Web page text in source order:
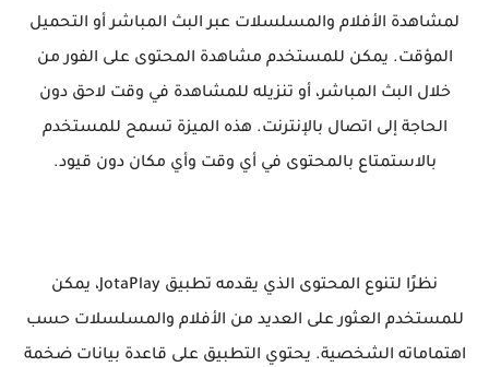
لمشاهدة الأفلام والمسلسلات عبر البث المباشر أو التحميل
المؤقت. يمكن للمستخدم مشاهدة المحتوى على الفور من
خلال البث المباشر، أو تنزيله للمشاهدة في وقت لاحق دون
الحاجة إلى اتصال بالإنترنت. هذه الميزة تسمح للمستخدم
بالاستمتاع بالمحتوى في أي وقت وأي مكان دون قيود.
نظرًا لتنوع المحتوى الذي يقدمه تطبيق JotaPlay، يمكن
للمستخدم العثور على العديد من الأفلام والمسلسلات حسب
اهتماماته الشخصية. يحتوي التطبيق على قاعدة بيانات ضخمة